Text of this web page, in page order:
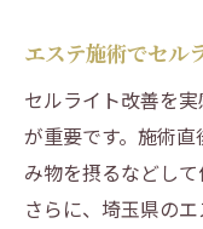
エステ施術でセル
セルライト改善を
が重要です。施術
み物を摂るなどして
さらに、埼玉県の